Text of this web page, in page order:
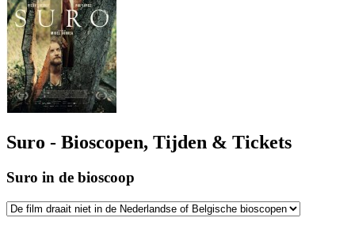
Suro - Bioscopen, Tijden & Tickets
Suro in de bioscoop